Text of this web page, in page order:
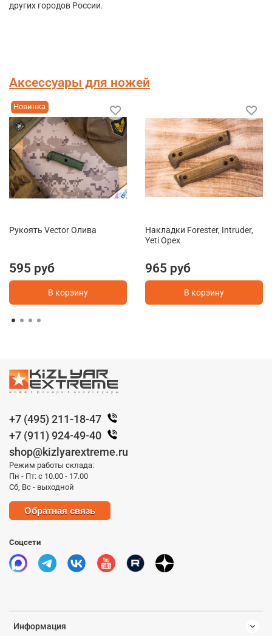
других городов России.
Аксессуары для ножей
Новинка
Рукоять Vector Олива
595 руб
В корзину
Накладки Forester, Intruder,
Yeti Орех
965 руб
В корзину
Информация
+7 (495) 211-18-47
+7 (911) 924-49-40
shop@kizlyarextreme.ru
Режим работы склада:
Пн - Пт: с 10.00 - 17.00
Сб, Вс - выходной
Обратная связь
Соцсети